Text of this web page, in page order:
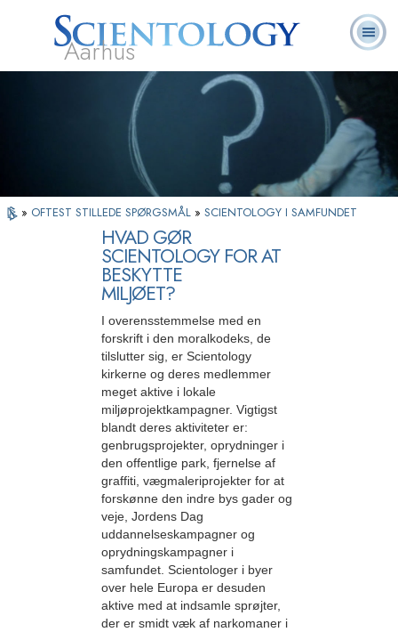
Aarhus
Scientology?
Frivillige
Hjælpere
Ofte stillede
spørgsmål
» OFTEST STILLEDE SPØRGSMÅL » SCIENTOLOGY I SAMFUNDET
HVAD GØR
SCIENTOLOGY FOR AT
BESKYTTE
MILJØET?
I overensstemmelse med en
forskrift i den moralkodeks, de
tilslutter sig, er Scientology
kirkerne og deres medlemmer
meget aktive i lokale
miljøprojektkampagner. Vigtigst
blandt deres aktiviteter er:
genbrugsprojekter, oprydninger i
den offentlige park, fjernelse af
graffiti, vægmaleriprojekter for at
forskønne den indre bys gader og
veje, Jordens Dag
uddannelseskampagner og
oprydningskampagner i
samfundet. Scientologer i byer
over hele Europa er desuden
aktive med at indsamle sprøjter,
der er smidt væk af narkomaner i